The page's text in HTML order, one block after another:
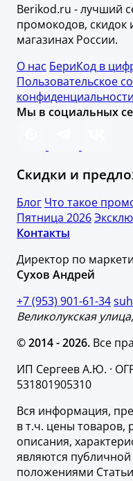
Berikod.ru - лучший
промокодов, скидок
магазинах России.
О нас БериКод в
Пользовательское
конфиденциальности
Мы в социальных
Скидки и
Блог Что такое
Пятница 2026
Контакты
Директор по
Сухов Андрей
+7 (953) 901-61-34
Великолукская
© 2014 - 2026. Все
ИП Сергеев А.Ю. ·
531801905310
Вся информация,
в т.ч. цены товаров,
описания,
являются
положениями